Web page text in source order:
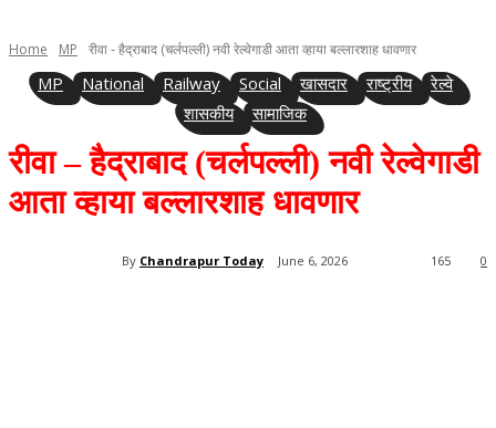
Home MP रीवा - हैद्राबाद (चर्लपल्ली) नवी रेल्वेगाडी आता व्हाया बल्लारशाह धावणार
MP National Railway Social खासदार राष्ट्रीय
रेल्वे
शासकीय
सामाजिक
रीवा – हैद्राबाद (चर्लपल्ली) नवी रेल्वेगाडी
आता व्हाया बल्लारशाह धावणार
By Chandrapur Today June 6, 2026 0
165